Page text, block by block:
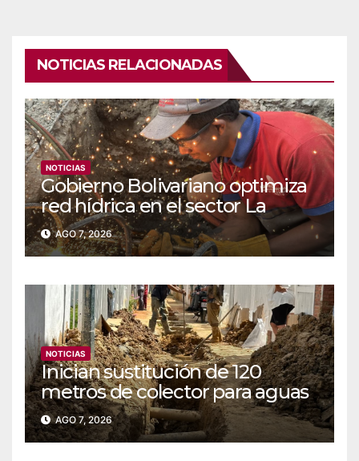
NOTICIAS RELACIONADAS
NOTICIAS
Gobierno Bolivariano optimiza
red hídrica en el sector La
Majada
AGO 7, 2026
NOTICIAS
Inician sustitución de 120
metros de colector para aguas
servidas en Coche
AGO 7, 2026